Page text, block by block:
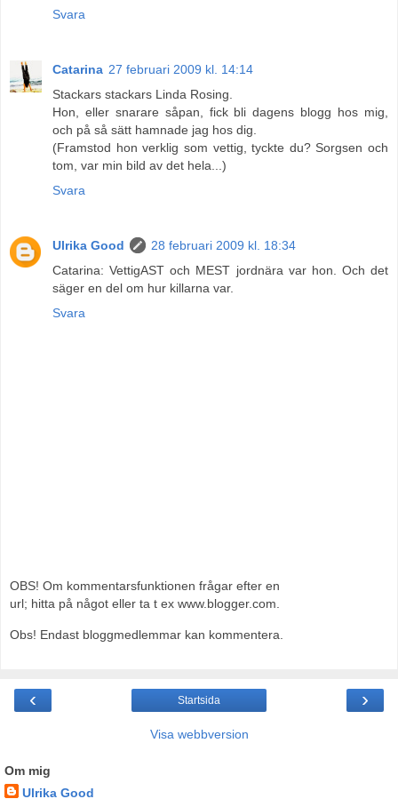
Svara
Catarina 27 februari 2009 kl. 14:14
Stackars stackars Linda Rosing.
Hon, eller snarare såpan, fick bli dagens blogg hos mig,
och på så sätt hamnade jag hos dig.
(Framstod hon verklig som vettig, tyckte du? Sorgsen och
tom, var min bild av det hela...)
Svara
Ulrika Good
28 februari 2009 kl. 18:34
Catarina: VettigAST och MEST jordnära var hon. Och det
säger en del om hur killarna var.
Svara
OBS! Om kommentarsfunktionen frågar efter en
url; hitta på något eller ta t ex www.blogger.com.
Obs! Endast bloggmedlemmar kan kommentera.
‹ ›
Startsida
Visa webbversion
Om mig
Ulrika Good